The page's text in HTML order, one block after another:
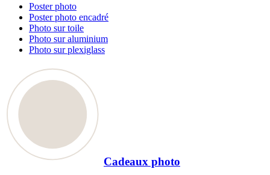
Poster photo
Poster photo encadré
Photo sur toile
Photo sur aluminium
Photo sur plexiglass
Cadeaux photo